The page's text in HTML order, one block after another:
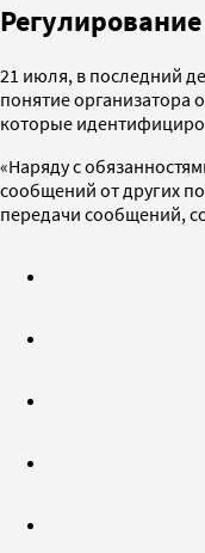
21 июля, в последний
понятие организатора
которые
«Наряду с
сообщений от других
передачи сообщений,